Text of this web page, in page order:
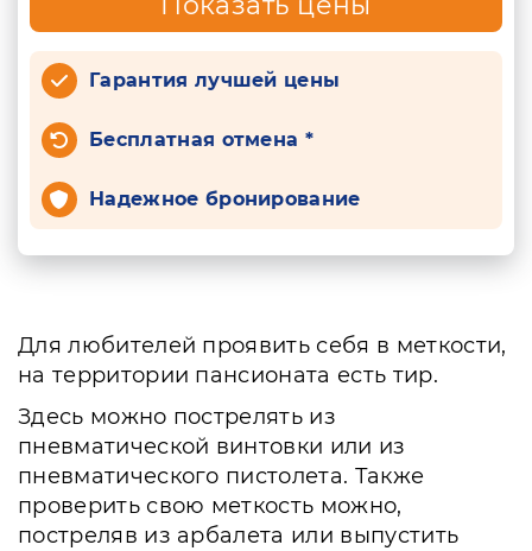
Гарантия лучшей цены
Бесплатная отмена *
Надежное бронирование
Для любителей проявить себя в меткости,
на территории пансионата есть тир.
Здесь можно пострелять из
пневматической винтовки или из
пневматического пистолета. Также
проверить свою меткость можно,
постреляв из арбалета или выпустить